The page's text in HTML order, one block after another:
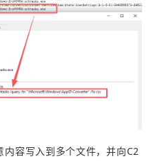
容写入到多个文件，并向C2